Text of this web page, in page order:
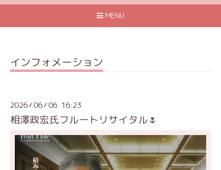
MENU
インフォメーション
2026/06/06 16:23
相澤政宏氏フルートリサイタル🌷